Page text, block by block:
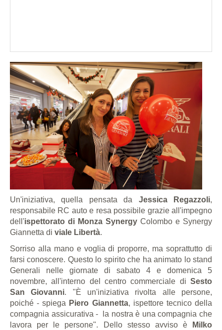
Un'iniziativa, quella pensata da Jessica Regazzoli,
responsabile RC auto e resa possibile grazie all'impegno
dell'ispettorato di Monza Synergy Colombo e Synergy
Giannetta di viale Libertà.
Sorriso alla mano e voglia di proporre, ma soprattutto di
farsi conoscere. Questo lo spirito che ha animato lo stand
Generali nelle giornate di sabato 4 e domenica 5
novembre, all'interno del centro commerciale di Sesto
San Giovanni. "È un'iniziativa rivolta alle persone,
poiché - spiega Piero Giannetta, ispettore tecnico della
compagnia assicurativa - la nostra è una compagnia che
lavora per le persone". Dello stesso avviso è
Milko